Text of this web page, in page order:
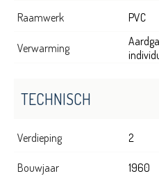
Raamwerk PVC
Verwarming
TECHNISCH
Verdieping 2
Bouwjaar 1960